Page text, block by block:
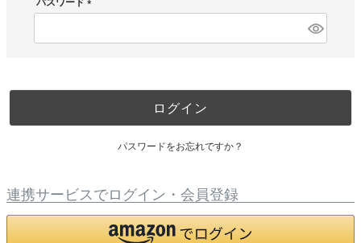
ログイン
パスワードをお忘れですか？
連携サービスでログイン・会員登録